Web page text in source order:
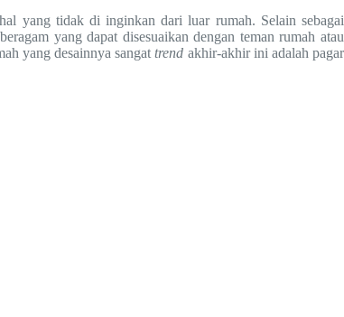
yang tidak di inginkan dari luar rumah. Selain sebagai
yang dapat disesuaikan dengan teman rumah atau
yang desainnya sangat trend akhir-akhir ini adalah pagar